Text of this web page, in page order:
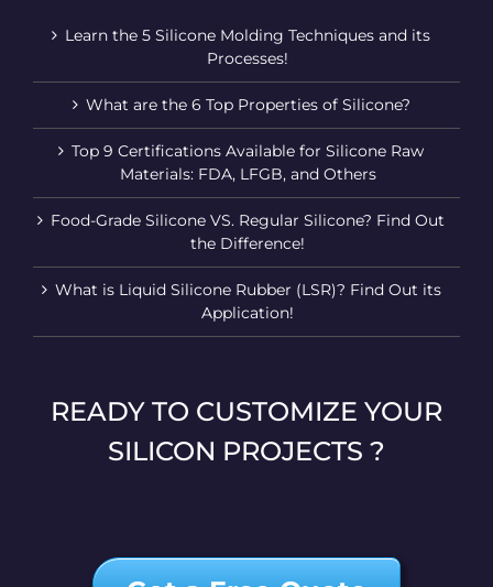
Learn the 5 Silicone Molding Techniques and its
Processes!
What are the 6 Top Properties of Silicone?
Top 9 Certifications Available for Silicone Raw
Materials: FDA, LFGB, and Others
Food-Grade Silicone VS. Regular Silicone? Find Out
the Difference!
What is Liquid Silicone Rubber (LSR)? Find Out its
Application!
READY TO CUSTOMIZE YOUR
SILICON PROJECTS ?